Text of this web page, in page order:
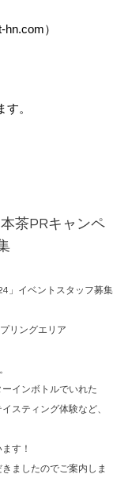
）
。
茶PRキャンペ
」イベントスタッフ募集
リングエリア
インボトルでいれた
スティング体験など、
す！
ましたのでご案内しま